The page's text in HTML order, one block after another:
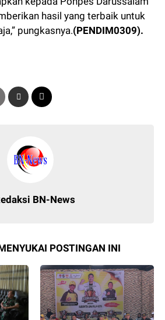
hasil yang terbaik untuk
pungkasnya.(PENDIM0309).
BN-News
POSTINGAN INI